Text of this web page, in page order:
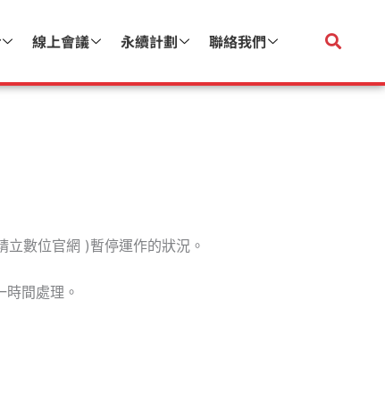
線上會議 永續計劃 聯絡我們
數位官網 )暫停運作的狀況。
間處理。